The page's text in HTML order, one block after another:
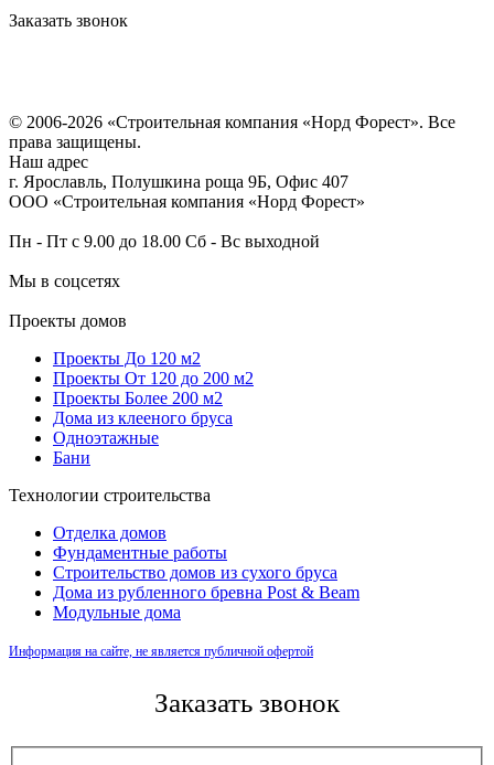
Заказать звонок
© 2006-2026 «Строительная компания «Норд Форест». Все
права защищены.
Наш адрес
г. Ярославль, Полушкина роща 9Б, Офис 407
ООО «Строительная компания «Норд Форест»
Пн - Пт с 9.00 до 18.00 Сб - Вс выходной
Мы в соцсетях
Проекты домов
Проекты До 120 м2
Проекты От 120 до 200 м2
Проекты Более 200 м2
Дома из клееного бруса
Одноэтажные
Бани
Технологии строительства
Отделка домов
Фундаментные работы
Строительство домов из сухого бруса
Дома из рубленного бревна Post & Beam
Модульные дома
Информация на сайте, не является публичной офертой
Заказать звонок